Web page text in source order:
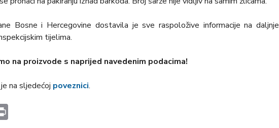
Bosne i Hercegovine dostavila je sve raspoložive informacije na daljnje
tijelima.
na proizvode s naprijed navedenim podacima!
na sljedećoj poveznici.